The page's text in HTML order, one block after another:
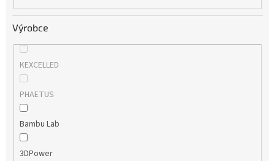
Výrobce
KEXCELLED
PHAETUS
Bambu Lab
3DPower